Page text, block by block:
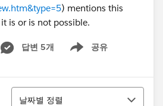
) mentions this
is or is not possible.
답변 5개 공유
Show menu
정렬
날짜별 정렬